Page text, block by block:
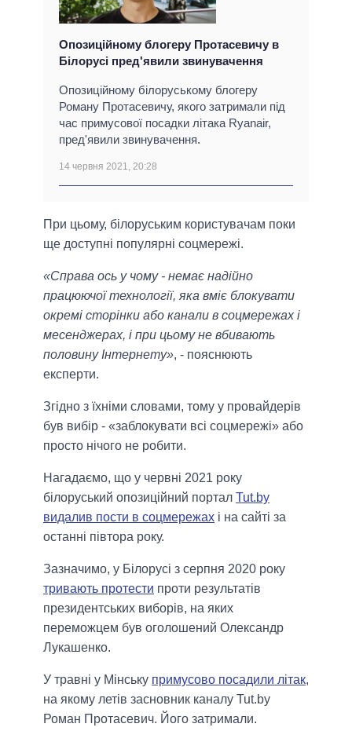
Опозиційному блогеру Протасевичу в
Білорусі пред'явили звинувачення
Опозиційному білоруському блогеру
Роману Протасевичу, якого затримали під
час примусової посадки літака Ryanair,
пред'явили звинувачення.
14 червня 2021, 20:28
При цьому, білоруським користувачам поки
ще доступні популярні соцмережі.
«Справа ось у чому - немає надійно
працюючої технології, яка вміє блокувати
окремі сторінки або канали в соцмережах і
месенджерах, і при цьому не вбивають
половину Інтернету», - пояснюють
експерти.
Згідно з їхніми словами, тому у провайдерів
був вибір - «заблокувати всі соцмережі» або
просто нічого не робити.
Нагадаємо, що у червні 2021 року
білоруський опозиційний портал Tut.by
видалив пости в соцмережах і на сайті за
останні півтора року.
Зазначимо, у Білорусі з серпня 2020 року
тривають протести проти результатів
президентських виборів, на яких
переможцем був оголошений Олександр
Лукашенко.
У травні у Мінську примусово посадили літак,
на якому летів засновник каналу Tut.by
Роман Протасевич. Його затримали.